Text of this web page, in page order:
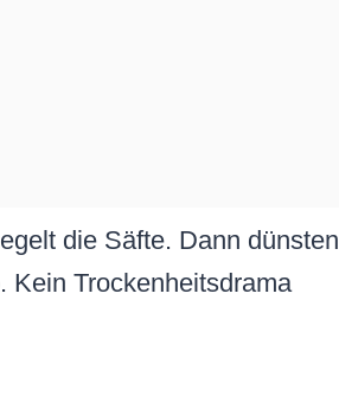
die Säfte. Dann dünsten
Kein Trockenheitsdrama